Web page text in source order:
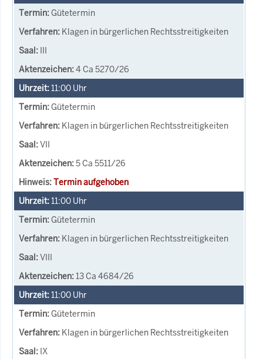
Gütetermin
Klagen in bürgerlichen Rechtsstreitigkeiten
III
4 Ca 5270/26
11:00 Uhr
Gütetermin
Klagen in bürgerlichen Rechtsstreitigkeiten
VII
5 Ca 5511/26
Termin aufgehoben
11:00 Uhr
Gütetermin
Klagen in bürgerlichen Rechtsstreitigkeiten
VIII
13 Ca 4684/26
11:00 Uhr
Gütetermin
Klagen in bürgerlichen Rechtsstreitigkeiten
IX